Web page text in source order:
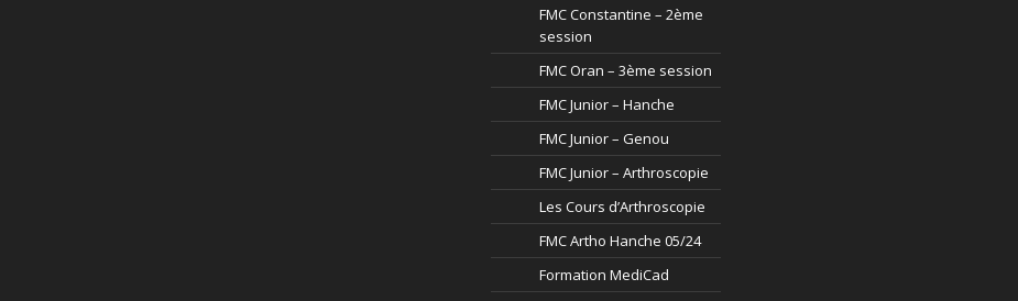
FMC Constantine – 2ème
session
FMC Oran – 3ème session
FMC Junior – Hanche
FMC Junior – Genou
FMC Junior – Arthroscopie
Les Cours d’Arthroscopie
FMC Artho Hanche 05/24
Formation MediCad